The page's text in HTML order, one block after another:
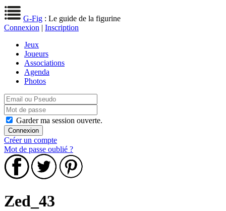
G-Fig : Le guide de la figurine
Connexion | Inscription
Jeux
Joueurs
Associations
Agenda
Photos
Garder ma session ouverte.
Créer un compte
Mot de passe oublié ?
Zed_43